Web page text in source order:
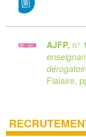
AJFP, n°
Fialaire,